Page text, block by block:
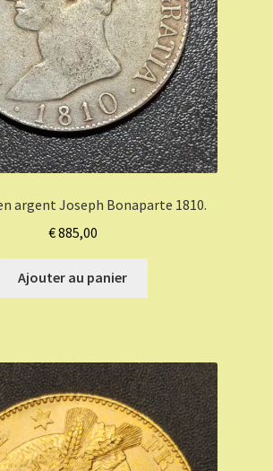
argent Joseph Bonaparte 1810.
€885,00
Ajouter au panier